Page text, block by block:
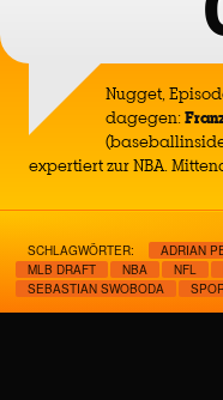
Nugget,
dagegen:
expertiert zur NBA.
SCHLAGWÖRTER: ADRIAN
MLB DRAFT
NBA NFL
SEBASTIAN SWOBODA